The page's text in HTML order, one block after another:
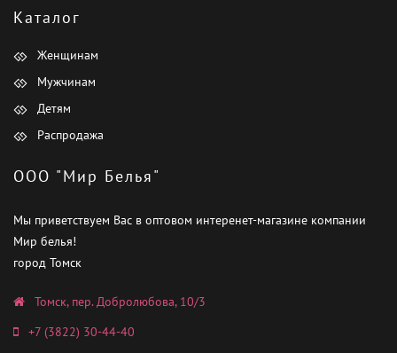
Каталог
Женщинам
Мужчинам
Детям
Распродажа
ООО "Мир Белья"
Мы приветствуем Вас в оптовом интеренет-магазине компании
Мир белья!
город Томск
Томск, пер. Добролюбова, 10/3
+7 (3822) 30-44-40